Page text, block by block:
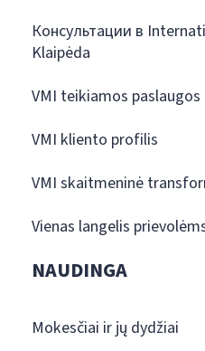
Консультации в
Klaipėda
VMI teikiamos paslaugos
VMI kliento profilis
VMI skaitmeninė
Vienas langelis
NAUDINGA
Mokesčiai ir jų dydžiai